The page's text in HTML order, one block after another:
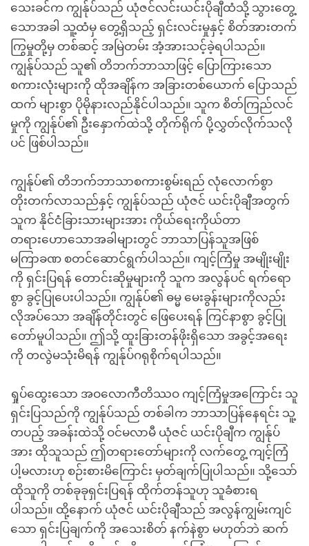
သေးခင်က ကျွန်ုပ်သည် ယုံဇင်လင်းယင်းပိုချီထံသို့ သွားတွေ့
သောအခါ သူ့ထံမှ တွေ့ရှိသည့် ရှင်းလင်းမှုနှင့် စိတ်အားတက်
ကြွမှုတို့မှ တစ်ဆင့် အမြဲတမ်း အံ့အားသင့်ခဲ့ရပါသည်။
ကျွန်ုပ်သည် သူ၏ တိဘက်ဘာသာဖြင့် ပြောကြားသော
စကားလုံးများကို ထိုအချိန်က အခြားတစ်ယောက် ပြောသည်
ထက် များစွာ ပိုမိုနားလည်နိုင်ပါသည်။ သူက စိတ်ကြည်လင်
မှုကို ကျွန်ုပ်၏ ဦးနှောက်ထဲသို့ တိုက်ရိုက် ပို့လွှတ်လိုက်သလို
ပင် ဖြစ်ပါသည်။
ကျွန်ုပ်၏ တိဘက်ဘာသာစကားစွမ်းရည် လုံလောက်စွာ
တိုးတက်လာသည်နှင့် ကျွန်ုပ်သည် ယုံဇင် ယင်းပိုချီအတွက်
သူက နိုင်ငံခြားသားများအား ကိုယ်ရေးကိုယ်တာ
တရားဟောသောအခါများတွင် ဘာသာပြန်သူအဖြစ်
မကြာခဏ စတင်ဆောင်ရွက်ပါသည်။ ကျင့်ကြံမှု အမျိုးမျိုး
ကို ရှင်းပြရန် တောင်းဆိုမှုများကို သူက အလွန်ပင် ရက်ရော
စွာ ခွင့်ပြုပေးပါသည်။ ကျွန်ုပ်၏ ဓမ္မ မေးခွန်းများကိုလည်း
လိုအပ်သော အချိန်တိုင်းတွင် ဖြေပေးရန် ကြင်နာစွာ ခွင့်ပြု
တော်မူပါသည်။ ဤသို့ ထူးခြားတန်ဖိုးရှိသော အခွင့်အရေး
ကို တလွဲမသုံးမိရန် ကျွန်ုပ်ဂရုစိုက်ရပါသည်။
ရှုပ်ထွေးသော အဝလောကီတိဿဝ ကျင့်ကြံမှုအကြောင်း သူ
ရှင်းပြသည်ကို ကျွန်ုပ်သည် တစ်ခါက ဘာသာပြန်နေရင်း သူ့
တပည့် အခန်းထဲသို့ ဝင်မလာမီ ယုံဇင် ယင်းပိုချီက ကျွန်ုပ်
အား ထိုသူသည် ဤတရားတော်များကို လက်တွေ့ ကျင့်ကြံ
ပါ့မလားဟု စဉ်းစားမိကြောင်း မှတ်ချက်ပြုပါသည်။ သို့သော်
ထိုသူကို တစ်ခုခုရှင်းပြရန် ထိုက်တန်သူဟု သူခံစားရ
ပါသည်။ ထို့နောက် ယုံဇင် ယင်းပိုချီသည် အလွန်ကျွမ်းကျင်
သော ရှင်းပြချက်ကို အသေးစိတ် နက်နဲစွာ မဟုတ်ဘဲ ဆက်